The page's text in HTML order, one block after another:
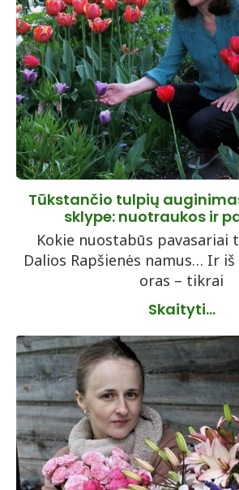
Tūkstančio tulpių
sklype: nuotraukos ir
Kokie nuostabūs
Dalios Rapšienės namus… Ir
oras – tikrai
Skaityti...